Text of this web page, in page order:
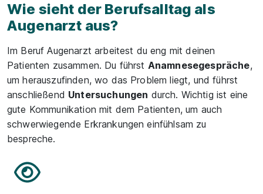
Wie sieht der Berufsalltag als
Augenarzt aus?
Im Beruf Augenarzt arbeitest du eng mit deinen
Patienten zusammen. Du führst Anamnesegespräche,
um herauszufinden, wo das Problem liegt, und führst
anschließend Untersuchungen durch. Wichtig ist eine
gute Kommunikation mit dem Patienten, um auch
schwerwiegende Erkrankungen einfühlsam zu
bespreche.